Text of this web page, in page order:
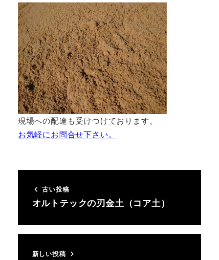
現場への配達も受けつけております。
お気軽にお問合せ下さい。
古い投稿
オルトテックの刃金土（コア土）
新しい投稿